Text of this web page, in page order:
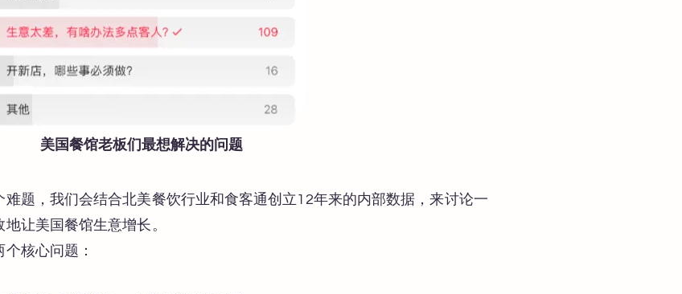
美国餐馆老板们最想解决的问题
题，我们会结合北美餐饮行业和食客通创立12年来的内部数据，来讨论一
让美国餐馆生意增长。
核心问题：